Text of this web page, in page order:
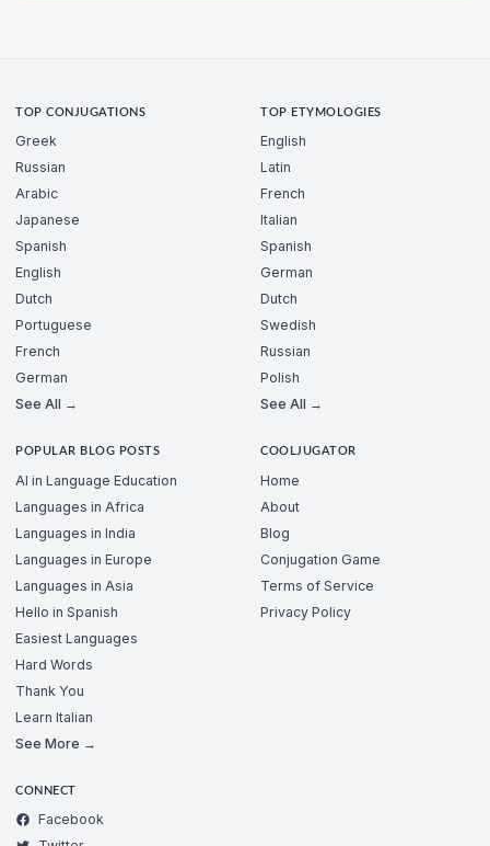
TOP CONJUGATIONS
Greek
Russian
Arabic
Japanese
Spanish
English
Dutch
Portuguese
French
German
See All →
TOP ETYMOLOGIES
English
Latin
French
Italian
Spanish
German
Dutch
Swedish
Russian
Polish
See All →
POPULAR BLOG POSTS
AI in Language Education
Languages in Africa
Languages in India
Languages in Europe
Languages in Asia
Hello in Spanish
Easiest Languages
Hard Words
Thank You
Learn Italian
See More →
COOLJUGATOR
Home
About
Blog
Conjugation Game
Terms of Service
Privacy Policy
CONNECT
Facebook